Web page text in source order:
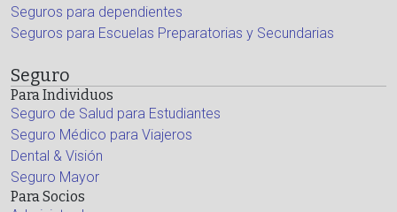
Seguros para dependientes
Seguros para Escuelas Preparatorias y Secundarias
Seguro
Para Individuos
Seguro de Salud para Estudiantes
Seguro Médico para Viajeros
Dental & Visión
Seguro Mayor
Para Socios